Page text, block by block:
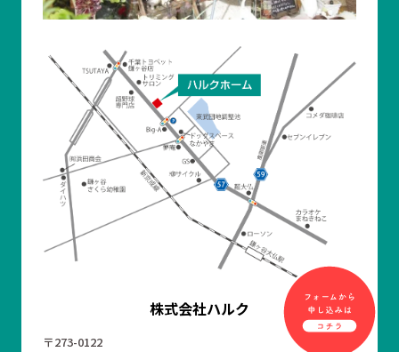
株式会社ハルク
〒273-0122